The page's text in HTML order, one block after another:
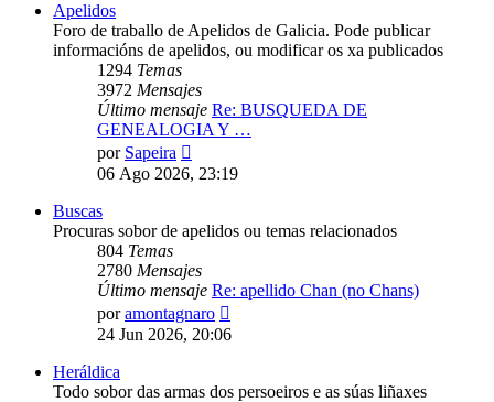
Apelidos
Foro de traballo de Apelidos de Galicia. Pode publicar
informacións de apelidos, ou modificar os xa publicados
1294 Temas
3972 Mensajes
Último mensaje Re: BUSQUEDA DE
GENEALOGIA Y …
por Sapeira
último
06 Ago 2026, 23:19
Buscas
Procuras sobor de apelidos ou temas relacionados
804 Temas
2780 Mensajes
Último mensaje Re: apellido Chan (no Chans)
poramontagnaro
último
24 Jun 2026, 20:06
Heráldica
Todo sobor das armas dos persoeiros e as súas liñaxes